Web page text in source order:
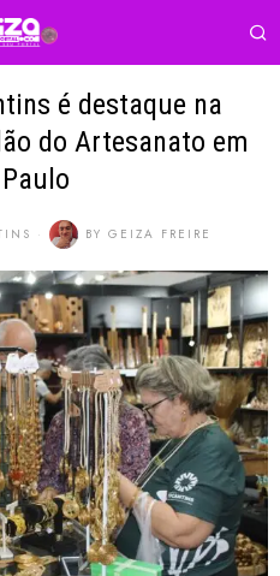
é destaque na
do Artesanato em
BY GEIZA FREIRE